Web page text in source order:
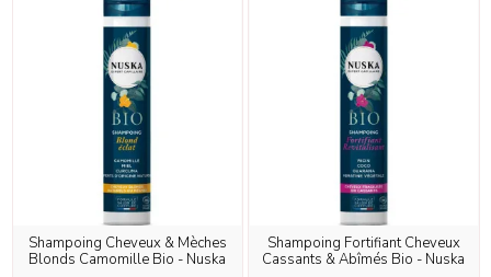
Shampoing Cheveux & Mèches
Blonds Camomille Bio - Nuska
Shampoing Fortifiant Cheveux
Cassants & Abîmés Bio - Nuska